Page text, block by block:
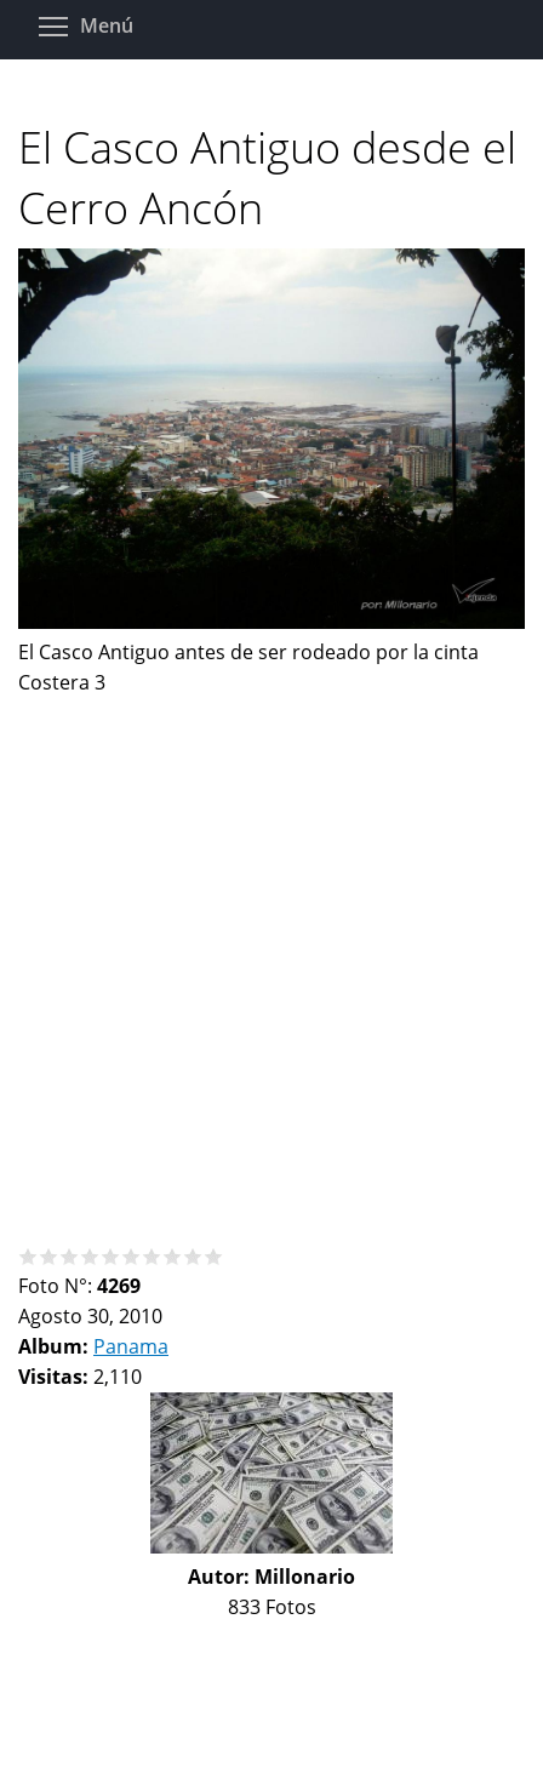
Pasar
Menú
El Casco Antiguo desde el
Cerro Ancón
El Casco Antiguo antes de ser rodeado por la cinta
Costera 3
Foto N°: 4269
Agosto 30, 2010
Album: Panama
Visitas: 2,110
Autor: Millonario
833 Fotos